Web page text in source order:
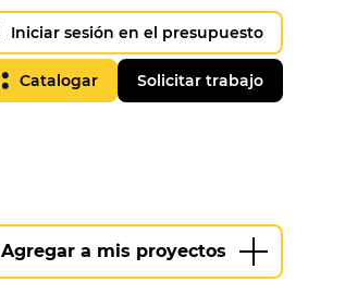
Iniciar sesión en el presupuesto
Catalogar Solicitar trabajo
Agregar a mis proyectos